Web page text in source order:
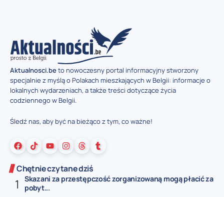
Aktualnosci.beto nowoczesny portal informacyjny stworzony
specjalnie z myślą o Polakach mieszkających w Belgii: informacje o
lokalnych wydarzeniach, a także treści dotyczące życia
codziennego w Belgii.
Śledź nas, aby być na bieżąco z tym, co ważne!
Chętnie czytane dziś
Skazani za przestępczość zorganizowaną mogą płacić za
pobyt...